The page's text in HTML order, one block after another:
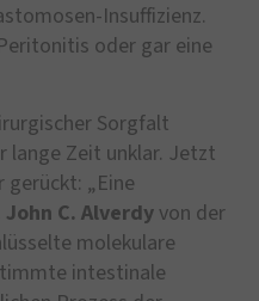
Insuffizienz.
oder gar eine
Sorgfalt
lange Zeit unklar. Jetzt
gerückt: „Eine
John C. Alverdy von der
molekulare
intestinale